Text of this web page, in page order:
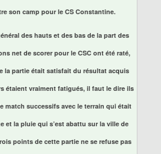
son camp pour le CS Constantine.
des hauts et des bas de la part des
net de scorer pour le CSC ont été raté,
la partie était satisfait du résultat acquis
étaient vraiment fatigués, il faut le dire ils
match successifs avec le terrain qui était
et la pluie qui s’est abattu sur la ville de
points de cette partie ne se refuse pas